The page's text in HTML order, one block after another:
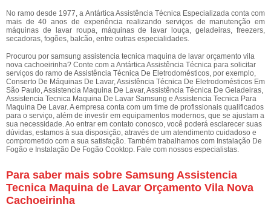
No ramo desde 1977, a Antártica Assistência Técnica Especializada conta com
mais de 40 anos de experiência realizando serviços de manutenção em
máquinas de lavar roupa, máquinas de lavar louça, geladeiras, freezers,
secadoras, fogões, balcão, entre outras especialidades.
Procurou por samsung assistencia tecnica maquina de lavar orçamento vila
nova cachoeirinha? Conte com a Antártica Assistência Técnica para solicitar
serviços do ramo de Assistência Técnica De Eletrodomésticos, por exemplo,
Conserto De Máquinas De Lavar, Assistência Técnica De Eletrodomésticos Em
São Paulo, Assistencia Maquina De Lavar, Assistência Técnica De Geladeiras,
Assistencia Tecnica Maquina De Lavar Samsung e Assistencia Tecnica Para
Maquina De Lavar. A empresa conta com um time de profissionais qualificados
para o serviço, além de investir em equipamentos modernos, que se ajustam a
sua necessidade. Ao entrar em contato conosco, você poderá esclarecer suas
dúvidas, estamos à sua disposição, através de um atendimento cuidadoso e
comprometido com a sua satisfação. Também trabalhamos com Instalação De
Fogão e Instalação De Fogão Cooktop. Fale com nossos especialistas.
Para saber mais sobre Samsung Assistencia
Tecnica Maquina de Lavar Orçamento Vila Nova
Cachoeirinha